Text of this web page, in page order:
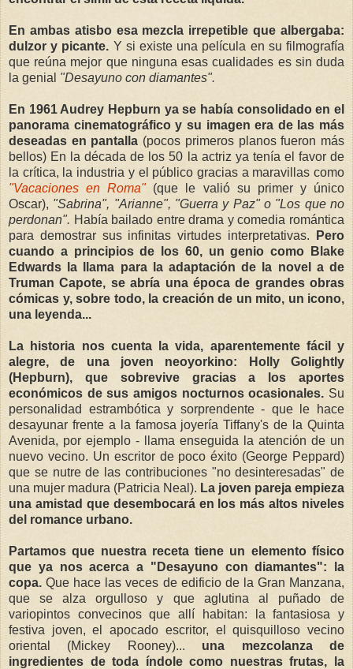
En ambas atisbo esa mezcla irrepetible que albergaba:
dulzor y picante. Y si existe una película en su filmografía
que reúna mejor que ninguna esas cualidades es sin duda
la genial "Desayuno con diamantes".
En 1961 Audrey Hepburn ya se había consolidado en el
panorama cinematográfico y su imagen era de las más
deseadas en pantalla (pocos primeros planos fueron más
bellos) En la década de los 50 la actriz ya tenía el favor de
la crítica, la industria y el público gracias a maravillas como
"Vacaciones en Roma"(que le valió su primer y único
Oscar), "Sabrina", "Arianne", "Guerra y Paz" o "Los que no
perdonan". Había bailado entre drama y comedia romántica
para demostrar sus infinitas virtudes interpretativas.
Pero
cuando a principios de los 60, un genio como Blake
Edwards la llama para la adaptación de la novel a de
Truman Capote, se abría una época de grandes obras
cómicas y, sobre todo, la creación de un mito, un icono,
una leyenda...
La historia nos cuenta la vida, aparentemente fácil y
alegre, de una joven neoyorkino: Holly Golightly
(Hepburn), que sobrevive gracias a los aportes
económicos de sus amigos nocturnos ocasionales. Su
personalidad estrambótica y sorprendente - que le hace
desayunar frente a la famosa joyería Tiffany's de la Quinta
Avenida, por ejemplo - llama enseguida la atención de un
nuevo vecino. Un escritor de poco éxito (George Peppard)
que se nutre de las contribuciones "no desinteresadas" de
una mujer madura (Patricia Neal). La joven pareja empieza
una amistad que desembocará en los más altos niveles
del romance urbano.
Partamos que nuestra receta tiene un elemento físico
que ya nos acerca a "Desayuno con diamantes": la
copa.Que hace las veces de edificio de la Gran Manzana,
que se alza orgulloso y que aglutina al puñado de
variopintos convecinos que allí habitan: la fantasiosa y
festiva joven, el apocado escritor, el quisquilloso vecino
oriental (Mickey Rooney)... una mezcolanza de
ingredientes de toda índole como nuestras frutas, la